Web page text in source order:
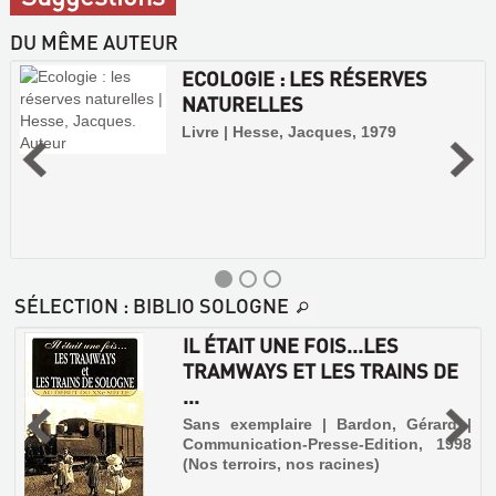
DU MÊME AUTEUR
ECOLOGIE : LES RÉSERVES
NATURELLES
Livre | Hesse, Jacques, 1979
SÉLECTION : BIBLIO SOLOGNE
IL ÉTAIT UNE FOIS...LES
TRAMWAYS ET LES TRAINS DE
...
Sans exemplaire | Bardon, Gérard |
Communication-Presse-Edition, 1998
(Nos terroirs, nos racines)